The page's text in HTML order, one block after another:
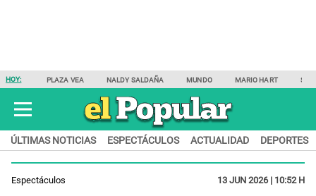
HOY: PLAZA VEA NALDY SALDAÑA MUNDO MARIO HART
ÚLTIMAS NOTICIAS ESPECTÁCULOS ACTUALIDAD DEPORTES
Espectáculos 13 JUN 2026 | 10:52 H